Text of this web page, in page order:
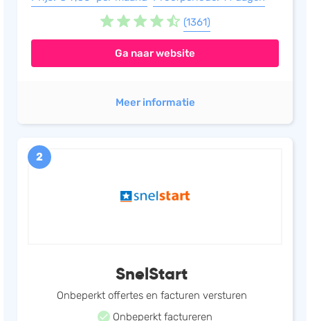
(1361)
Ga naar website
Meer informatie
2
SnelStart
Onbeperkt offertes en facturen versturen
Onbeperkt factureren